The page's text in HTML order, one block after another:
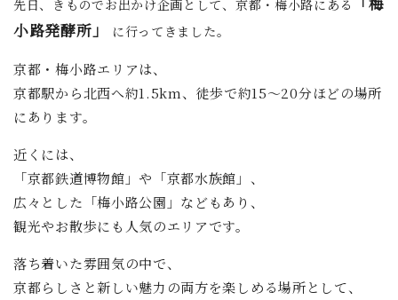
先日、きものでお出かけ企画として、京都・梅小路にある
小路発酵所」
に行ってきました。
京都・梅小路エリアは、
京都駅から北西へ約1.5km、徒歩で約15〜20分ほどの場所
にあります。
近くには、
「京都鉄道博物館」や「京都水族館」、
広々とした「梅小路公園」などもあり、
観光やお散歩にも人気のエリアです。
落ち着いた雰囲気の中で、
京都らしさと新しい魅力の両方を楽しめる場所として、